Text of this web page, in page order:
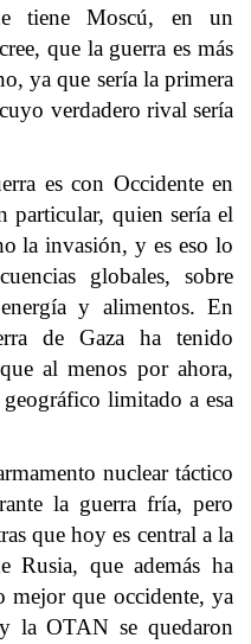
tiene Moscú, en un
que la guerra es más
ya que sería la primera
verdadero rival sería
es con Occidente en
particular, quien sería el
la invasión, y es eso lo
globales, sobre
y alimentos. En
de Gaza ha tenido
al menos por ahora,
limitado a esa
nuclear táctico
la guerra fría, pero
que hoy es central a la
Rusia, que además ha
mejor que occidente, ya
la OTAN se quedaron